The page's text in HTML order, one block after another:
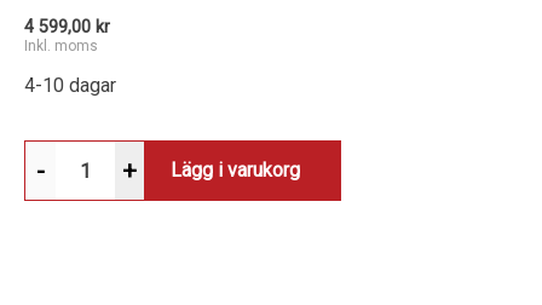
4 599,00 kr
Inkl. moms
4-10 dagar
- + Lägg i varukorg